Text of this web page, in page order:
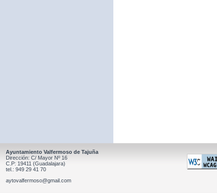
Ayuntamiento Valfermoso de Tajuña
Dirección: C/ Mayor Nº 16
C.P: 19411 (Guadalajara)
tel.: 949 29 41 70
aytovalfermoso@gmail.com